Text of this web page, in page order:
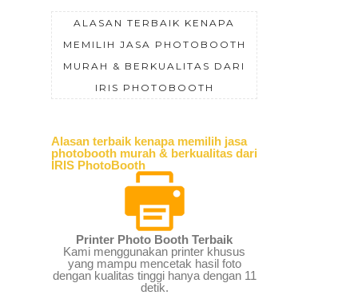
ALASAN TERBAIK KENAPA
MEMILIH JASA PHOTOBOOTH
MURAH & BERKUALITAS DARI
IRIS PHOTOBOOTH
Alasan terbaik kenapa memilih jasa
photobooth murah & berkualitas dari
IRIS PhotoBooth
Printer Photo Booth Terbaik
Kami menggunakan printer khusus
yang mampu mencetak hasil foto
dengan kualitas tinggi hanya dengan 11
detik.